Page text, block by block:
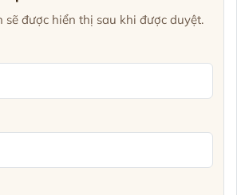
được hiển thị sau khi được duyệt.